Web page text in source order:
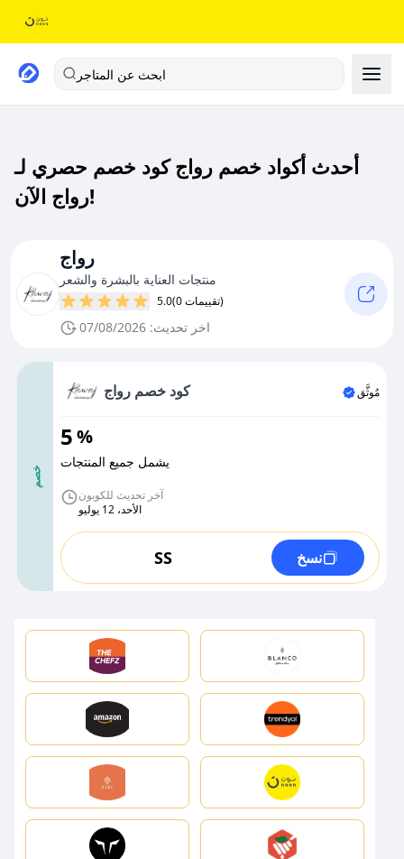
ابحث عن المتاجر
أحدث أكواد خصم رواج كود خصم حصري لـ
رواج الآن!
رواج
منتجات العناية بالبشرة والشعر
5.0 (0 تقييمات)
اخر تحديث: 07/08/2026
خصم
كود خصم رواج مُوثَّق
5%
يشمل جميع المنتجات
آخر تحديث للكوبون
الأحد، 12 يوليو
SS نسخ